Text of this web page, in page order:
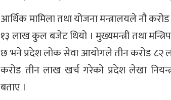
आर्थिक मामिला तथा योजना मन्त्रालयले नौ
१३ लाख कुल बजेट थियो । मुख्यमन्त्री तथा
छ भने प्रदेश लोक सेवा आयोगले तीन करोड ८२
करोड तीन लाख खर्च गरेको प्रदेश लेखा
बताए ।